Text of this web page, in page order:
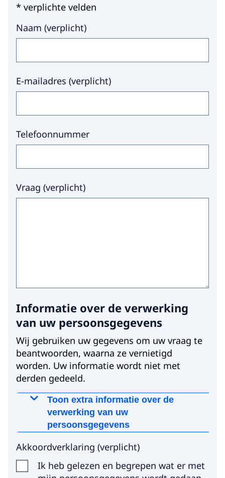
* verplichte velden
Naam (verplicht)
E-mailadres (verplicht)
Telefoonnummer
Vraag (verplicht)
Informatie over de verwerking
van uw persoonsgegevens
Wij gebruiken uw gegevens om uw vraag te
beantwoorden, waarna ze vernietigd
worden. Uw informatie wordt niet met
derden gedeeld.
Toon extra informatie over de
verwerking van uw
persoonsgegevens
gevraagd?
Wij gebruiken uw gegevens, met uw
Akkoordverklaring (verplicht)
Ik heb gelezen en begrepen wat er met